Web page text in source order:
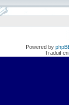
Powered by
Traduit